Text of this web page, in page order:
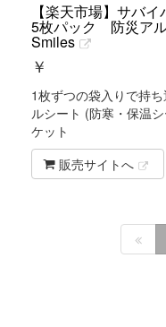
【楽天市場】サバ
5枚パック 防災ア
Smiles
￥
1枚ずつの袋入りで持
ルシート (防寒・保温
ケット
販売サイトへ